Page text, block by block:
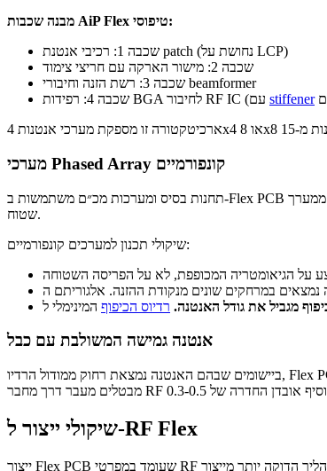
מבנה שכבות AiP Flex טיפוסי:
שכבה 1: רכיבי אנטנת patch (נחושת על LCP)
שכבה 2: מישור הארקה עם חריצי צימוד
שכבה 3: רשת הזנה וחיבורי beamformer
stiffener
מערכי Phased Array קונפורמיים
תחנות בסיס ומערכות מכ״ם משתמשות ב-Flex PCB כדי ליצור מפתחי אנטנה קמורים. המעגל הגמיש מתכופף סביב תבנית גלילית או כדורית, וממקם את רכיבי האנטנה על משטח קונפורמי שמספק כיסוי זוויתי רחב יותר ממערך
שטוח.
שיקולי תכנון למערכים קונפורמיים:
מגביל את גודל האנטנה. רדיוס הכיפוף
אנטנה גמישה המשולבת עם כבל
ביישומים שבהם האנטנה נמצאת רחוק ממודול הרדיו, Flex PCB יחיד יכול לשלב גם את רכיב האנטנה וגם את כבל ההזנה. אזור האנטנה נשאר שטוח (עם גב stiffener), ואזור הכבל מתכופף כדי לעבור בתוך המכשיר. כך
שיקולי ייצור ל-RF Flex